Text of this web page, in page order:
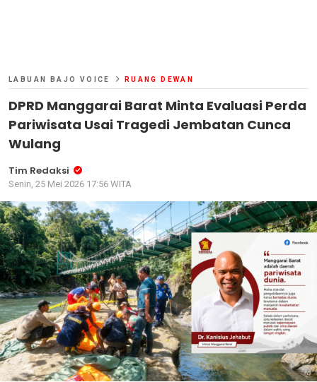
LABUAN BAJO VOICE RUANG DEWAN
DPRD Manggarai Barat Minta Evaluasi Perda
Pariwisata Usai Tragedi Jembatan Cunca
Wulang
Tim Redaksi
Senin, 25 Mei 2026 17:56 WITA